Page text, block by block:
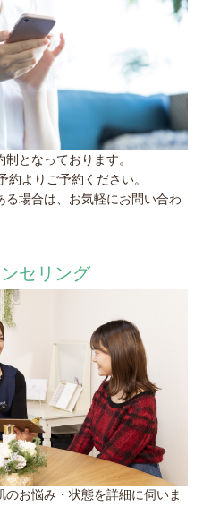
となっております。
約よりご予約ください。
る場合は、お気軽にお問い合わ
セリング
のお悩み・状態を詳細に伺いま